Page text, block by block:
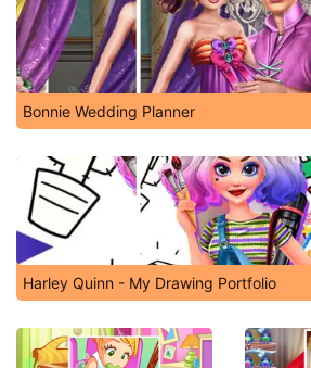
Bonnie Wedding Planner
Harley Quinn - My Drawing Portfolio